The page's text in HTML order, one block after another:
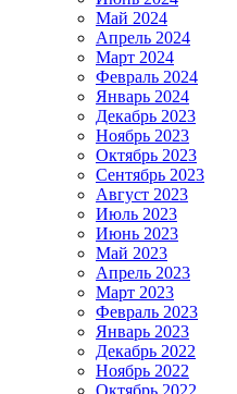
Май 2024
Апрель 2024
Март 2024
Февраль 2024
Январь 2024
Декабрь 2023
Ноябрь 2023
Октябрь 2023
Сентябрь 2023
Август 2023
Июль 2023
Июнь 2023
Май 2023
Апрель 2023
Март 2023
Февраль 2023
Январь 2023
Декабрь 2022
Ноябрь 2022
Октябрь 2022